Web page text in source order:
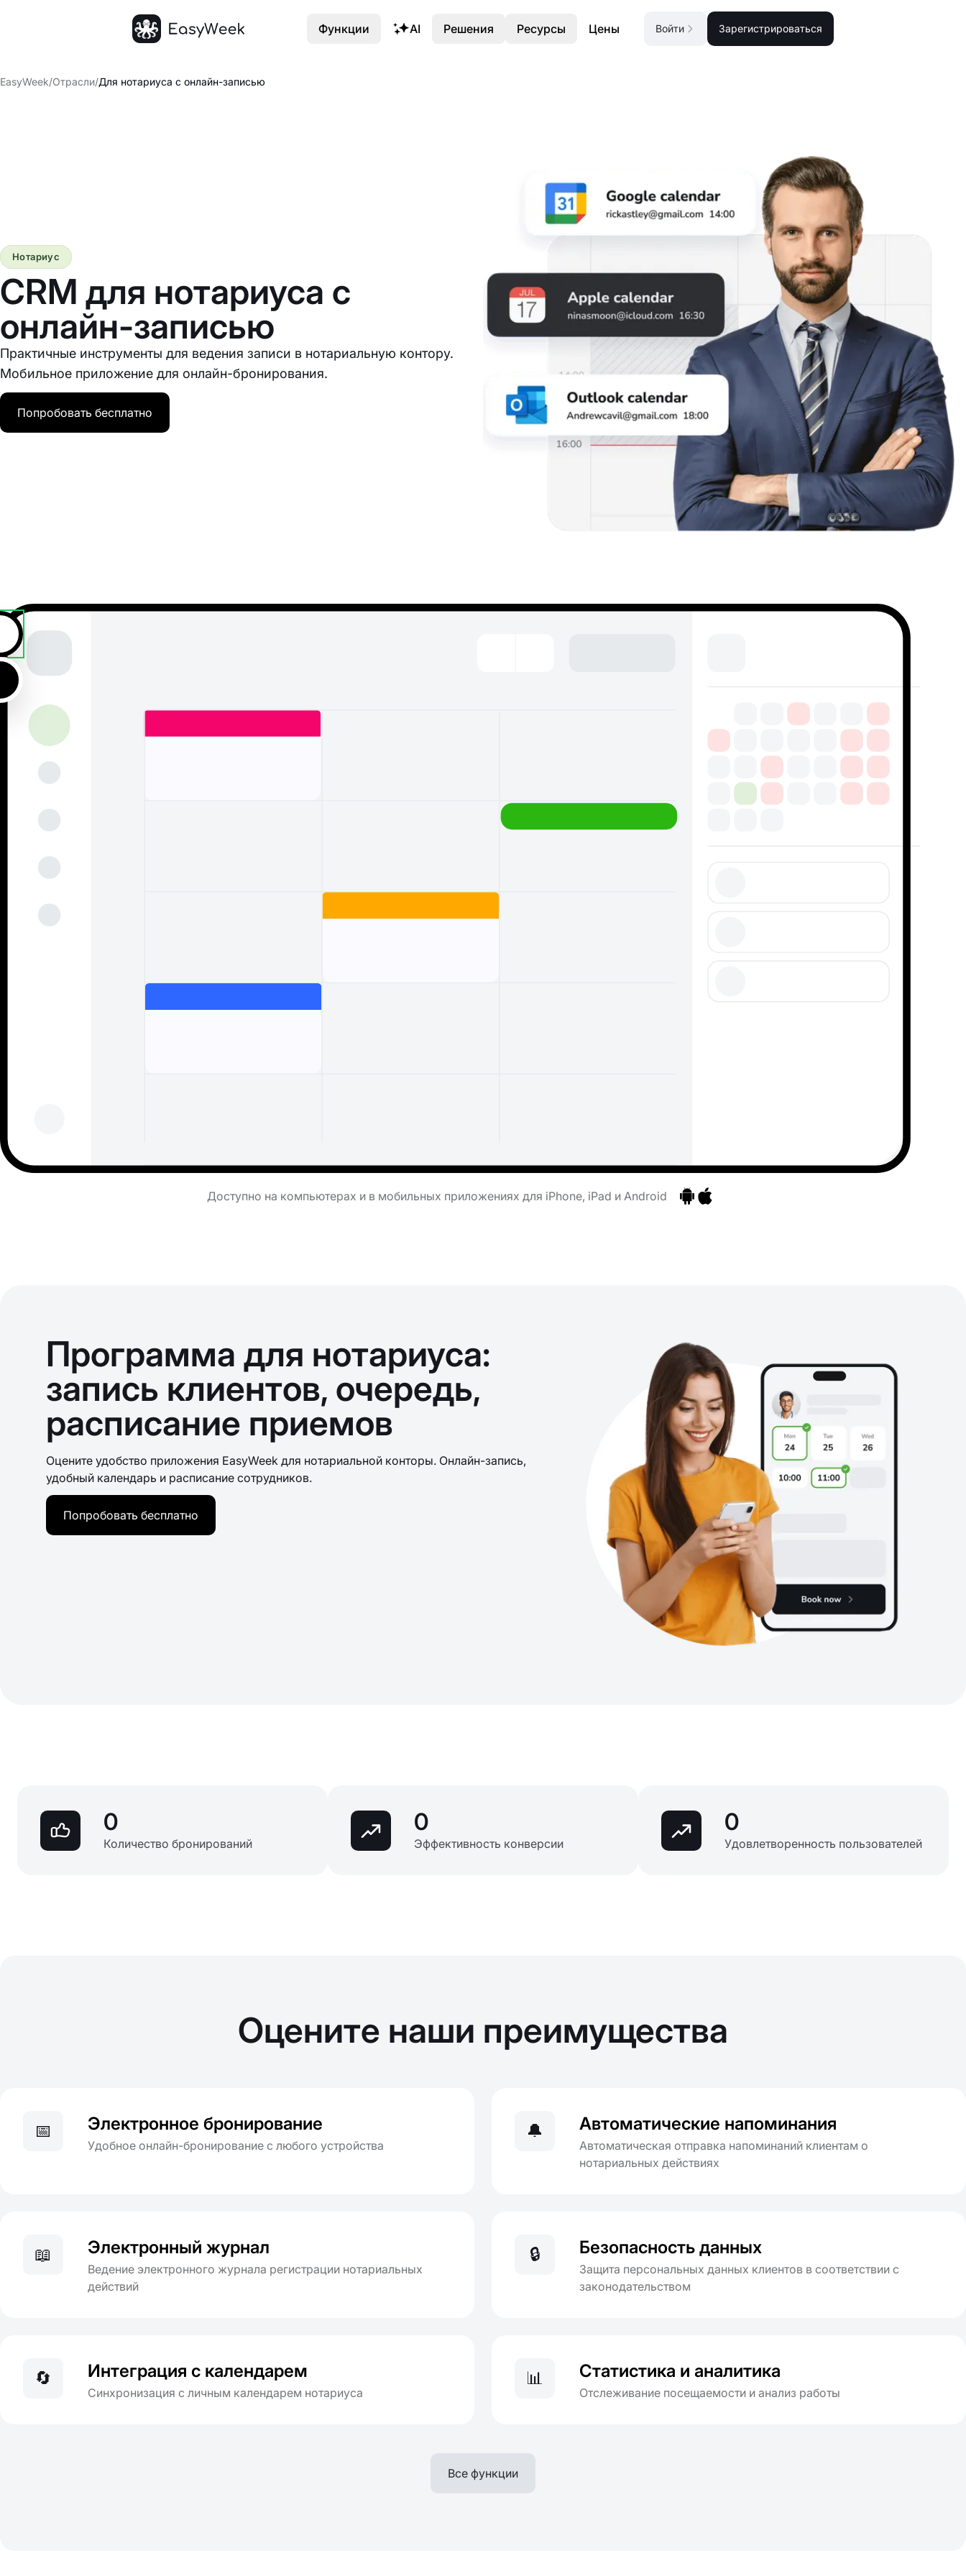
EasyWeek/Отрасли/Для нотариуса с онлайн-записью
CRM для нотариуса с
онлайн-записью
Практичные инструменты для ведения записи в нотариальную контору.
Мобильное приложение для онлайн-бронирования.
Нотариус
Попробовать бесплатно
Доступно на компьютерах и в мобильных приложениях для iPhone, iPad и Android
Программа для нотариуса:
запись клиентов, очередь,
расписание приемов
Оцените удобство приложения EasyWeek для нотариальной конторы. Онлайн-запись,
удобный календарь и расписание сотрудников.
Попробовать бесплатно
0
Количество бронирований
0
Эффективность конверсии
0
Удовлетворенность пользователей
Оцените наши преимущества
📅 Электронное бронирование
Удобное онлайн-бронирование с любого устройства
🔔 Автоматические напоминания
Автоматическая отправка напоминаний клиентам о
нотариальных действиях
📖 Электронный журнал
Ведение электронного журнала регистрации нотариальных
действий
🔒 Безопасность данных
Защита персональных данных клиентов в соответствии с
законодательством
🔄 Интеграция с календарем
Синхронизация с личным календарем нотариуса
📊 Статистика и аналитика
Отслеживание посещаемости и анализ работы
Все функции
Функции AI Решения Ресурсы Цены Войти Зарегистрироваться